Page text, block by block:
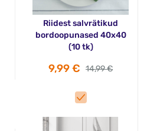
Riidest salvrätikud
bordoopunased 40x40
(10 tk)
9,99 € 14,99 €